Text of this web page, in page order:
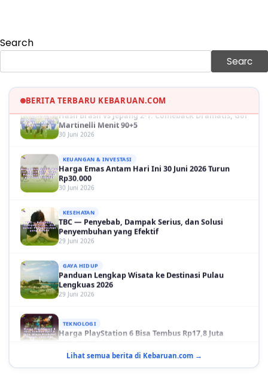
Search
Searc
BERITA TERBARU KEBARUAN.COM
Sinopsis Film Marauders, Misteri Perampokan
30 Juni 2026
OLAH RAGA
Martinelli Menit 90+5
30 Juni 2026
Harga Emas Antam Hari Ini 30 Juni 2026 Turun
Rp30.000
30 Juni 2026
TBC — Penyebab, Dampak Serius, dan Solusi
Penyembuhan yang Efektif
29 Juni 2026
Panduan Lengkap Wisata ke Destinasi Pulau
Lengkuas 2026
29 Juni 2026
Harga PlayStation 6 Bisa Tembus Rp17,8 Juta
29 Juni 2026
Lihat semua berita di Kebaruan.com →